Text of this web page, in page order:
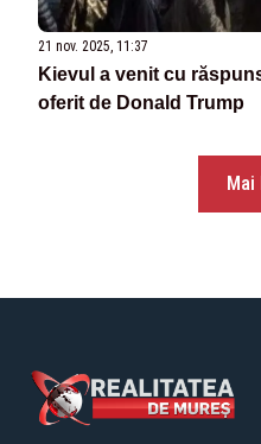
21 nov. 2025, 11:37
Kievul a venit cu
oferit de Donald Trump
Mai